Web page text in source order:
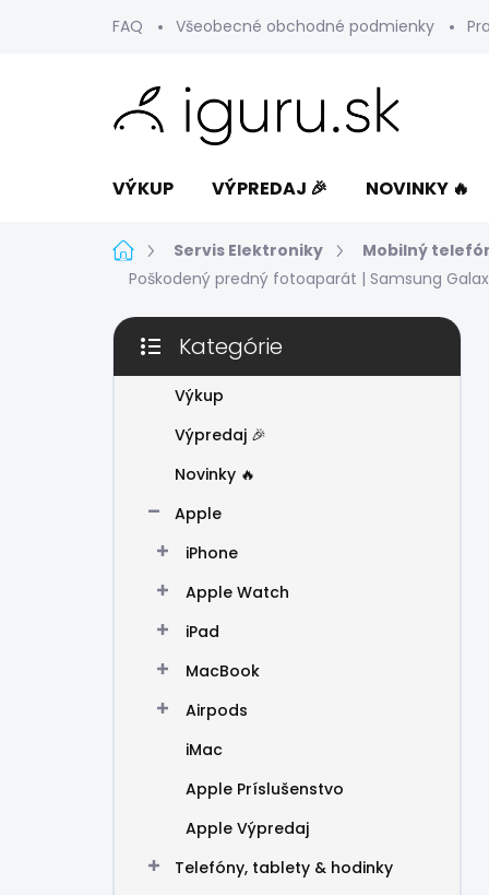
FAQ Všeobecné obchodné podmienky
VÝKUP VÝPREDAJ 🎉 NOVINKY 🔥
DomovServis Elektroniky Mobilný
Poškodený predný fotoaparát | Samsung
B
č
Preskočiť
kategórie
Kategórie
Výkup
Výpredaj 🎉
Novinky 🔥
Apple
iPhone
Apple Watch
iPad
MacBook
Airpods
iMac
Apple Príslušenstvo
Apple Výpredaj
Telefóny, tablety & hodinky